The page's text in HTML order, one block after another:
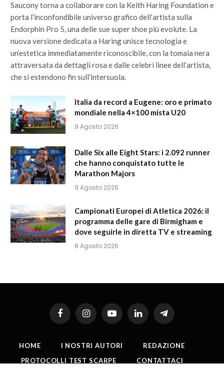
Saucony torna a collaborare con la Keith Haring Foundation e
porta l’inconfondibile universo grafico dell’artista sulla
Endorphin Pro 5, una delle sue super shoe più evolute. La
nuova versione dedicata a Haring unisce tecnologia e
un’estetica immediatamente riconoscibile, con la tomaia nera
attraversata da dettagli rosa e dalle celebri linee dell’artista,
che si estendono fin sull’intersuola.
Italia da record a Eugene: oro e primato
mondiale nella 4×100 mista U20
9 Agosto 2026
Dalle Six alle Eight Stars: i 2.092 runner
che hanno conquistato tutte le
Marathon Majors
9 Agosto 2026
Campionati Europei di Atletica 2026: il
programma delle gare di Birmigham e
dove seguirle in diretta TV e streaming
8 Agosto 2026
FacebookInstagramYouTubeLinkedIn Telegram
HOME I NOSTRI AUTORI
REDAZIONE
PROTOCOLLI TEST SCARPE
CONTATTACI